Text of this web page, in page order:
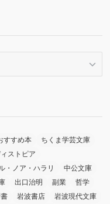
すすめ本
ちくま学芸文庫
ストピア
・ノア・ハラリ
中公文庫
出口治明 副業
哲学
岩波書店 岩波現代文庫